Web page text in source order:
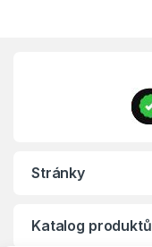
Stránky
Katalog produktů